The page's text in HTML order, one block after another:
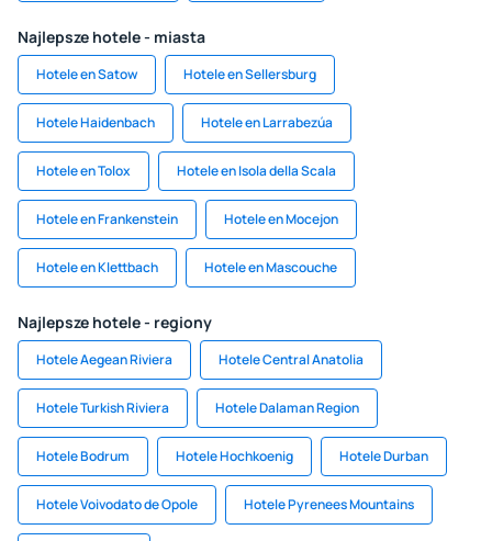
Najlepsze hotele - miasta
Hotele en Satow Hotele en Sellersburg
Hotele Haidenbach Hotele en Larrabezúa
Hotele en Tolox Hotele en Isola della Scala
Hotele en Frankenstein Hotele en Mocejon
Hotele en Klettbach Hotele en Mascouche
Najlepsze hotele - regiony
Hotele Aegean Riviera Hotele Central Anatolia
Hotele Turkish Riviera Hotele Dalaman Region
Hotele Bodrum Hotele Hochkoenig Hotele Durban
Hotele Voivodato de Opole Hotele Pyrenees Mountains